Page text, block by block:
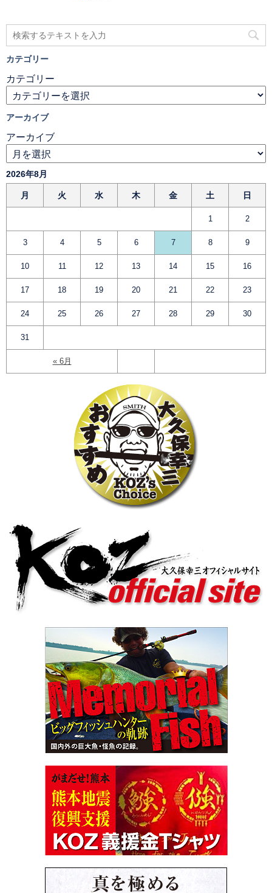
カテゴリー
カテゴリー
アーカイブ
アーカイブ
2026年8月
月 火 水 木 金 土 日
« 6月
1 2
3 4 5 6 7 8 9
10 11 12 13 14 15 16
17 18 19 20 21 22 23
24 25 26 27 28 29 30
31